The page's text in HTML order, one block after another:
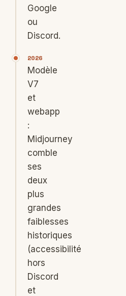
Google
ou
Discord.
2026
Modèle
V7
et
webapp
:
Midjourney
comble
ses
deux
plus
grandes
faiblesses
historiques
(accessibilité
hors
Discord
et